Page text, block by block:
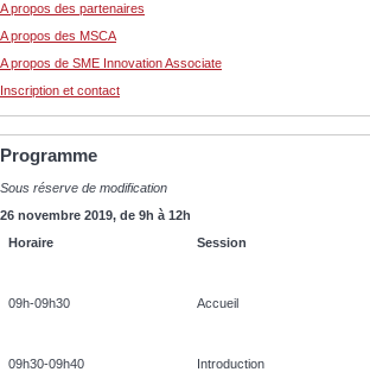
A propos des partenaires
A propos des MSCA
A propos de SME Innovation Associate
Inscription et contact
Programme
Sous réserve de modification
26 novembre 2019, de 9h à 12h
Horaire
Session
09h-09h30 Accueil
09h30-09h40 Introduction